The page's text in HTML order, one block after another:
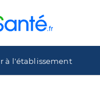
à l'établissement